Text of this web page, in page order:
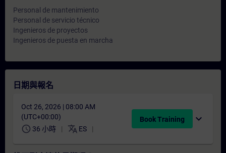
Personal de mantenimiento
Personal de servicio técnico
Ingenieros de proyectos
Ingenieros de puesta en marcha
日期與報名
Oct 26, 2026 | 08:00 AM
(UTC+00:00)
schedule 36 小時 translate ES
Book Training expand_more